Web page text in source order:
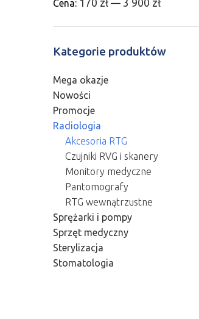
Cena: 170 zł — 3 900 zł
Kategorie produktów
Mega okazje
Nowości
Promocje
Radiologia
Akcesoria RTG
Czujniki RVG i skanery
Monitory medyczne
Pantomografy
RTG wewnątrzustne
Sprężarki i pompy
Sprzęt medyczny
Sterylizacja
Stomatologia